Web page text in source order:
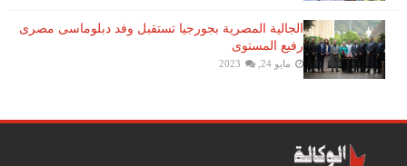
الجالية المصرية بجورجيا تستقبل وفد دبلوماسى مصرى
رفيع المستوى
مايو 24, 2023